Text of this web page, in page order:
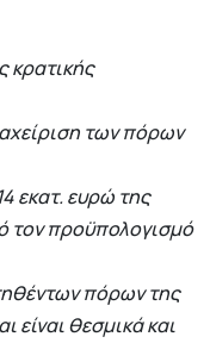
κρατικής
των πόρων
εκατ. ευρώ της
προϋπολογισμό
πόρων της
είναι θεσμικά και